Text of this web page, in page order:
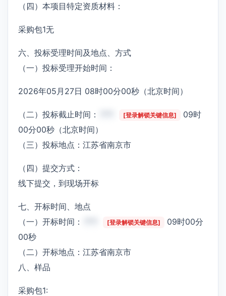
（四）本项目特定资质材料：
采购包1无
六、投标受理时间及地点、方式
（一）投标受理开始时间：
2026年05月27日 08时00分00秒（北京时间）
（二）投标截止时间： [登录解锁关键信息]
09时
00分00秒（北京时间）
（三）投标地点：江苏省南京市
（四）提交方式：
线下提交，到现场开标
七、开标时间、地点
（一）开标时间：
[登录解锁关键信息]
09时00分
00秒
（二）开标地点：江苏省南京市
八、样品
采购包1: